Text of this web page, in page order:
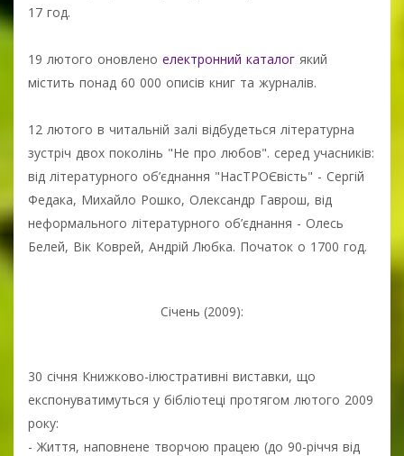
17 год.
19 лютого оновлено електронний каталог який
містить понад 60 000 описів книг та журналів.
12 лютого в читальній залі відбудеться літературна
зустріч двох поколінь "Не про любов". серед учасників:
від літературного об’єднання "НасТРОЄвість" - Сергій
Федака, Михайло Рошко, Олександр Гаврош, від
неформального літературного об’єднання - Олесь
Белей, Вік Коврей, Андрій Любка. Початок о 1700 год.
Січень (2009):
30 січня Книжково-ілюстративні виставки, що
експонуватимуться у бібліотеці протягом лютого 2009
року:
- Життя, наповнене творчою працею (до 90-річчя від